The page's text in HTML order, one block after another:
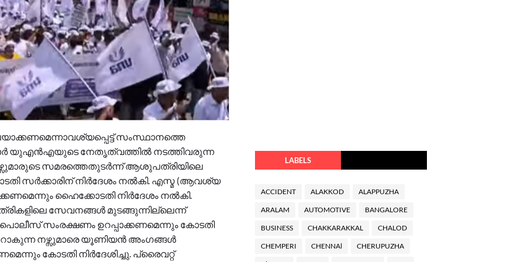
സംസ്ഥാനത്തെ
യുഎൻഎയുടെ നേതൃത്വത്തിൽ നടത്തിവരുന്ന
സമരത്തെതുടര്‍ന്ന് ആശുപത്രിയിലെ
സര്‍ക്കാരിന് നിര്‍ദേശം നൽകി. എസ്മ (ആവശ്യ
ഹൈക്കോടതി നിര്‍ദേശം നൽകി.
സേവനങ്ങള്‍ മുടങ്ങുന്നില്ലെന്ന്
സംരക്ഷണം ഉറപ്പാക്കണമെന്നും കോടതി
നഴ്സുമാരെ യൂണിയൻ അംഗങ്ങള്‍
കോടതി നിര്‍ദേശിച്ചു. പ്രൈവറ്റ്
LABELS
ACCIDENT ALAKKOD ALAPPUZHA
ARALAM AUTOMOTIVE BANGALORE
BUSINESS CHAKKARAKKAL CHALOD
CHEMPERI CHENNAl CHERUPUZHA